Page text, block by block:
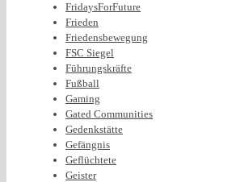
FridaysForFuture
Frieden
Friedensbewegung
FSC Siegel
Führungskräfte
Fußball
Gaming
Gated Communities
Gedenkstätte
Gefängnis
Geflüchtete
Geister